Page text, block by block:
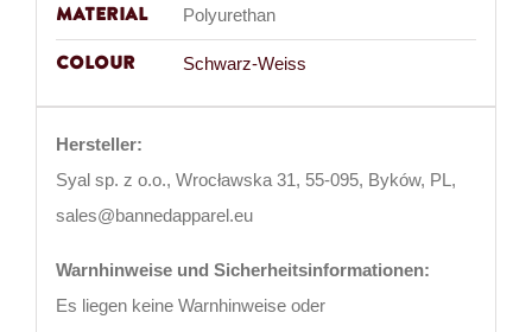
Material Polyurethan
Colour Schwarz-Weiss
Hersteller:
Syal sp. z o.o., Wrocławska 31, 55-095, Byków, PL,
sales@bannedapparel.eu
Warnhinweise und Sicherheitsinformationen:
Es liegen keine Warnhinweise oder